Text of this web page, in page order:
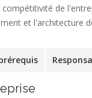
de
et l'architecture